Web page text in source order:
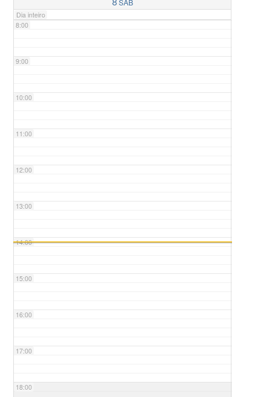
Dia inteiro
8:00
9:00
10:00
11:00
12:00
13:00
14:00
15:00
16:00
17:00
18:00